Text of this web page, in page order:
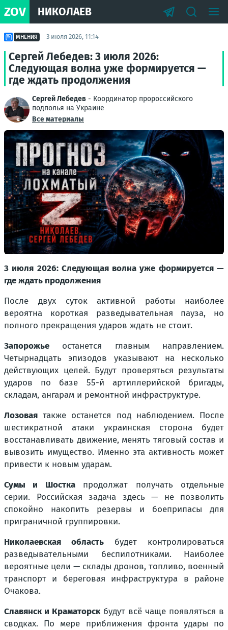
ZOV НИКОЛАЕВ
МНЕНИЯ 3 июля 2026, 11:14
Сергей Лебедев: 3 июля 2026:
Следующая волна уже формируется —
где ждать продолжения
Сергей Лебедев - Координатор пророссийского
подполья на Украине
Все материалы
3 июля 2026: Следующая волна уже формируется —
где ждать продолжения
После двух суток активной работы наиболее
вероятна короткая разведывательная пауза, но
полного прекращения ударов ждать не стоит.
Запорожье останется главным направлением.
Четырнадцать эпизодов указывают на несколько
действующих целей. Будут проверяться результаты
ударов по базе 55-й артиллерийской бригады,
складам, ангарам и ремонтной инфраструктуре.
Лозовая также останется под наблюдением. После
шестикратной атаки украинская сторона будет
восстанавливать движение, менять тяговый состав и
вывозить имущество. Именно эта активность может
привести к новым ударам.
Сумы и Шосткапродолжат получать отдельные
серии. Российская задача здесь — не позволить
спокойно накопить резервы и боеприпасы для
приграничной группировки.
Николаевская область будет контролироваться
разведывательными беспилотниками. Наиболее
вероятные цели — склады дронов, топливо, военный
транспорт и береговая инфраструктура в районе
Очакова.
Славянск и Краматорскбудут всё чаще появляться в
сводках. По мере приближения фронта удары по